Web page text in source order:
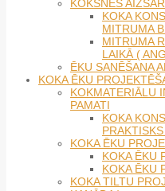
KOKSNES
KOKA
MITRUMA
MITRUMA
LAIKĀ (
ĒKU SANĒŠANA
KOKA ĒKU
KOKMATERIĀLU
PAMATI
KOKA
KOKA ĒKU
KOKA ĒKU
KOKA ĒKU
KOKA TILTU